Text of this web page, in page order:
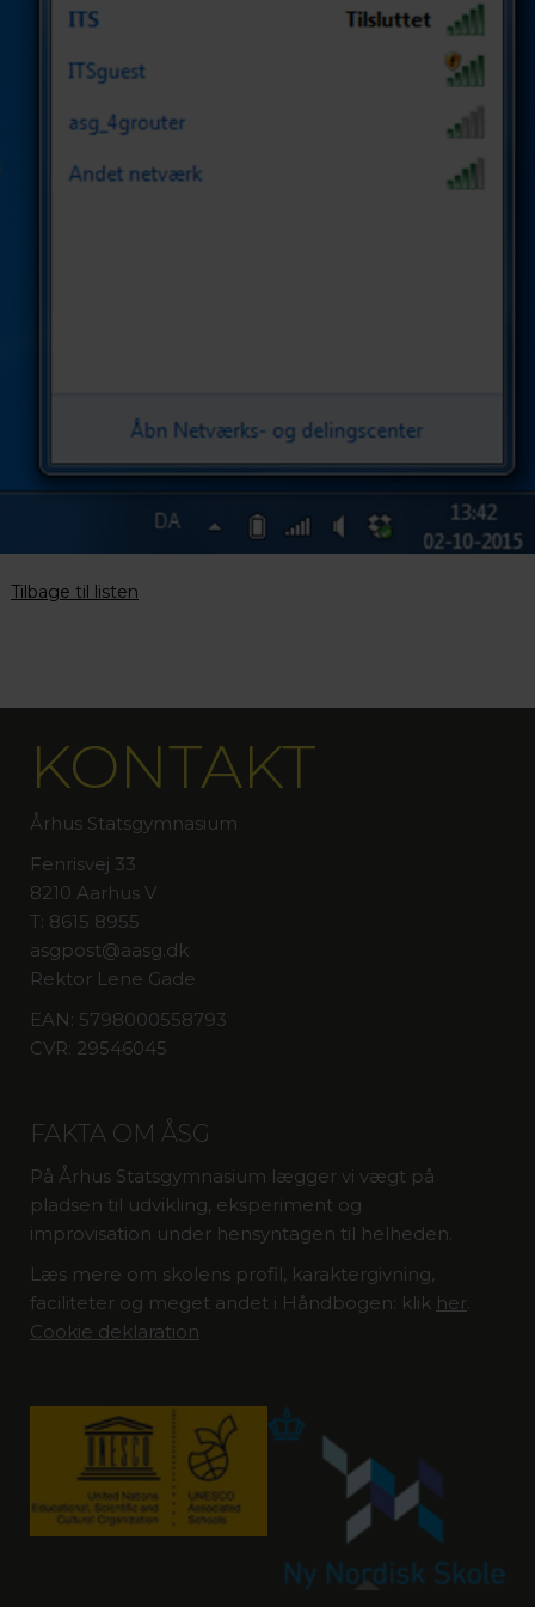
Tilbage til listen
KONTAKT
Århus Statsgymnasium
Fenrisvej 33
8210 Aarhus V
T: 8615 8955
asgpost@aasg.dk
Rektor Lene Gade
EAN: 5798000558793
CVR: 29546045
FAKTA OM ÅSG
På Århus Statsgymnasium lægger vi vægt på
pladsen til udvikling, eksperiment og
improvisation under hensyntagen til helheden.
Læs mere om skolens profil, karaktergivning,
faciliteter og meget andet i Håndbogen: klik her.
Cookie deklaration